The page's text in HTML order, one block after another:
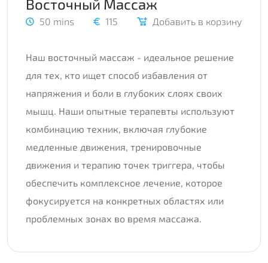
Восточный Массаж
50 mins 115 Добавить в корзину
Наш восточный массаж - идеальное решение
для тех, кто ищет способ избавления от
напряжения и боли в глубоких слоях своих
мышц. Наши опытные терапевты используют
комбинацию техник, включая глубокие
медленные движения, тренировочные
движения и терапию точек триггера, чтобы
обеспечить комплексное лечение, которое
фокусируется на конкретных областях или
проблемных зонах во время массажа.